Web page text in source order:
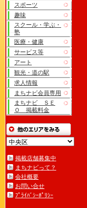
スポーツ
趣味
スクール・学ぶ・
塾
医療・健康
サービス等
アート
観光・道の駅
求人情報
まちナビ会員専用
まちナビ ＳＥ
Ｏ 掲載料金
掲載店舗募集中
まちナビって？
会社概要
お問い合せ
ﾌﾟﾗｲﾊﾞｼｰﾎﾟﾘｼｰ